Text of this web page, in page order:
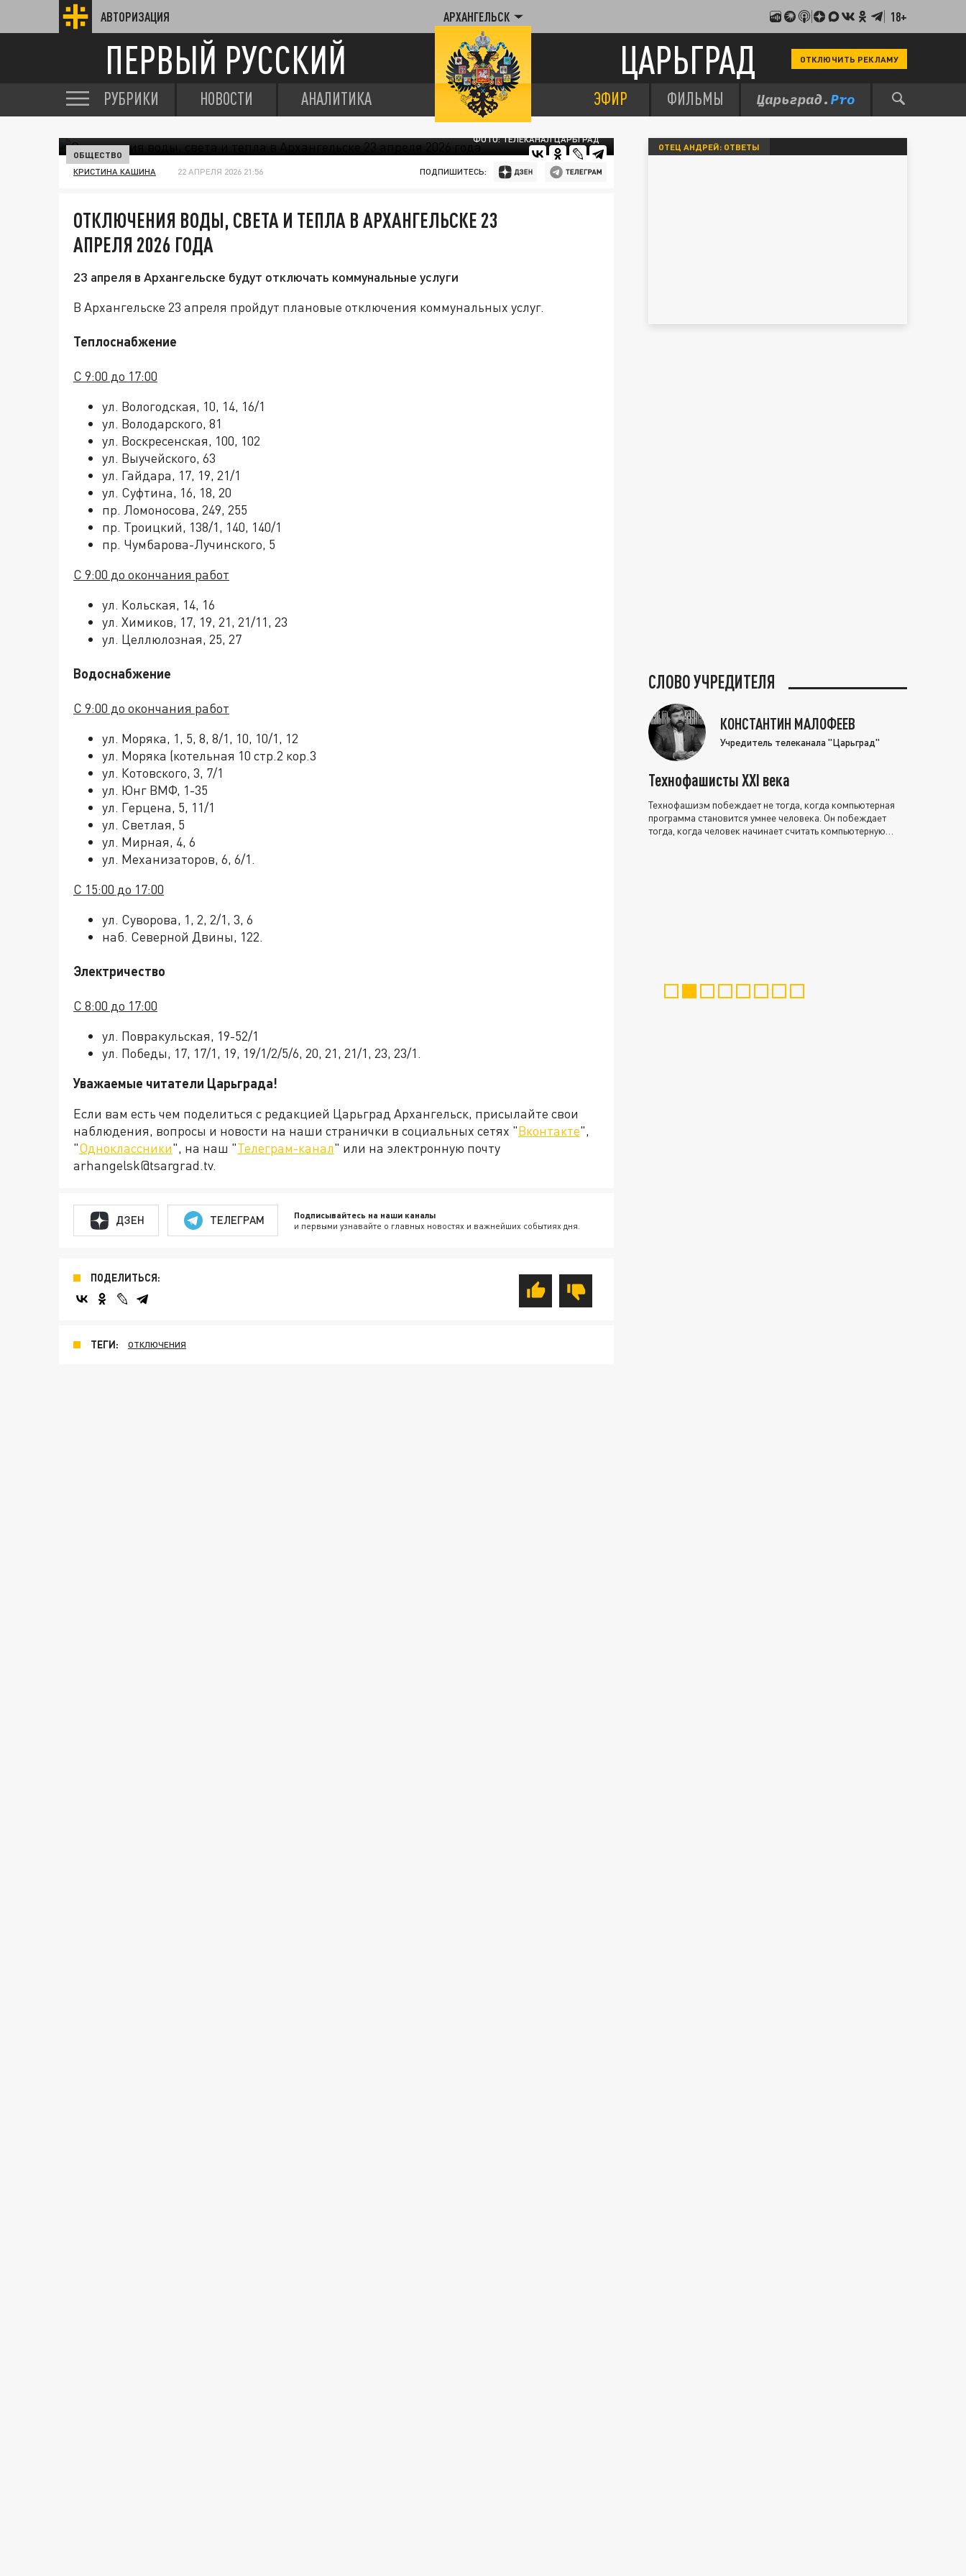
АВТОРИЗАЦИЯ АРХАНГЕЛЬСК 18+
ПЕРВЫЙ РУССКИЙ ЦАРЬГРАД ОТКЛЮЧИТЬ РЕКЛАМУ
РУБРИКИ НОВОСТИ АНАЛИТИКА ЭФИР ФИЛЬМЫ
ФОТО: ТЕЛЕКАНАЛ ЦАРЬГРАД
ОБЩЕСТВО
КРИСТИНА КАШИНА 22 АПРЕЛЯ 2026 21:56 ПОДПИШИТЕСЬ:
ОТКЛЮЧЕНИЯ ВОДЫ, СВЕТА И ТЕПЛА В АРХАНГЕЛЬСКЕ 23
АПРЕЛЯ 2026 ГОДА
23 апреля в Архангельске будут отключать коммунальные услуги
В Архангельске 23 апреля пройдут плановые отключения коммунальных услуг.
Теплоснабжение
С 9:00 до 17:00
ул. Вологодская, 10, 14, 16/1
ул. Володарского, 81
ул. Воскресенская, 100, 102
ул. Выучейского, 63
ул. Гайдара, 17, 19, 21/1
ул. Суфтина, 16, 18, 20
пр. Ломоносова, 249, 255
пр. Троицкий, 138/1, 140, 140/1
пр. Чумбарова-Лучинского, 5
С 9:00 до окончания работ
ул. Кольская, 14, 16
ул. Химиков, 17, 19, 21, 21/11, 23
ул. Целлюлозная, 25, 27
Водоснабжение
С 9:00 до окончания работ
ул. Моряка, 1, 5, 8, 8/1, 10, 10/1, 12
ул. Моряка (котельная 10 стр.2 кор.3
ул. Котовского, 3, 7/1
ул. Юнг ВМФ, 1-35
ул. Герцена, 5, 11/1
ул. Светлая, 5
ул. Мирная, 4, 6
ул. Механизаторов, 6, 6/1.
С 15:00 до 17:00
ул. Суворова, 1, 2, 2/1, 3, 6
наб. Северной Двины, 122.
Электричество
С 8:00 до 17:00
ул. Повракульская, 19-52/1
ул. Победы, 17, 17/1, 19, 19/1/2/5/6, 20, 21, 21/1, 23, 23/1.
Уважаемые читатели Царьграда!
Если вам есть чем поделиться с редакцией Царьград Архангельск, присылайте свои
наблюдения, вопросы и новости на наши странички в социальных сетях "Вконтакте",
"Одноклассники", на наш "Телеграм-канал" или на электронную почту
arhangelsk@tsargrad.tv.
ДЗЕН ТЕЛЕГРАМ Подписывайтесь на наши каналы
и первыми узнавайте о главных новостях и важнейших событиях дня.
ПОДЕЛИТЬСЯ:
ТЕГИ: ОТКЛЮЧЕНИЯ
ОТЕЦ АНДРЕЙ: ОТВЕТЫ
СЛОВО УЧРЕДИТЕЛЯ
КОНСТАНТИН МАЛОФЕЕВ
Учредитель телеканала "Царьград"
Технофашисты XXI века
Технофашизм побеждает не тогда, когда компьютерная
программа становится умнее человека. Он побеждает
тогда, когда человек начинает считать компьютерную